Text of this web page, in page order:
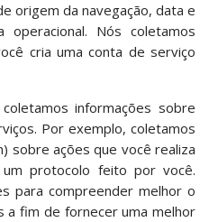
origem da navegação, data e
Nós coletamos
cria uma conta de serviço
informações sobre
Por exemplo, coletamos
sobre ações que você realiza
protocolo feito por você.
para compreender melhor o
a fim de fornecer uma melhor